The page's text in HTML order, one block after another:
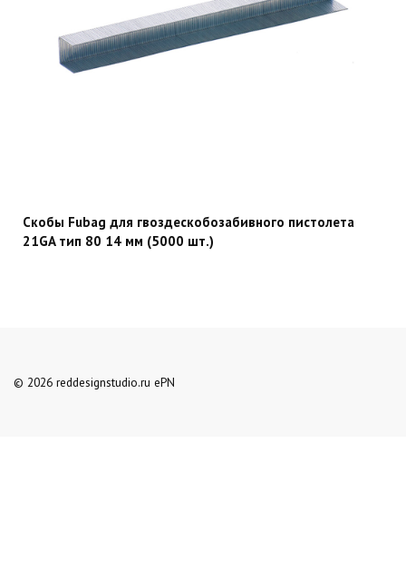
Скобы Fubag для гвоздескобозабивного пистолета
21GA тип 80 14 мм (5000 шт.)
© 2026 reddesignstudio.ru ePN